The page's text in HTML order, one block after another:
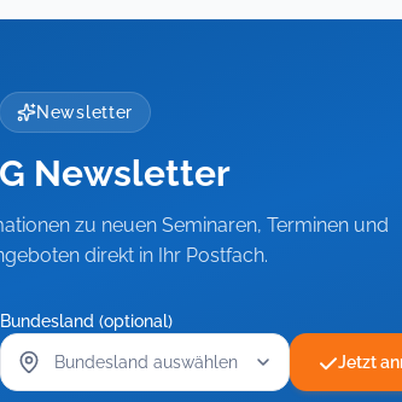
Newsletter
Newsletter
zu neuen Seminaren, Terminen und
direkt in Ihr Postfach.
Bundesland (optional)
Jetzt